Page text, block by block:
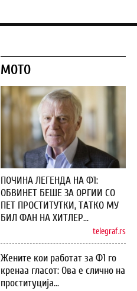
МОТО
ПОЧИНА ЛЕГЕНДА НА Ф1:
ОБВИНЕТ БЕШЕ ЗА ОРГИИ СО
ПЕТ ПРОСТИТУТКИ, ТАТКО МУ
БИЛ ФАН НА ХИТЛЕР...
telegraf.rs
Жените кои работат за Ф1 го
кренаа гласот: Ова е слично на
проституција...